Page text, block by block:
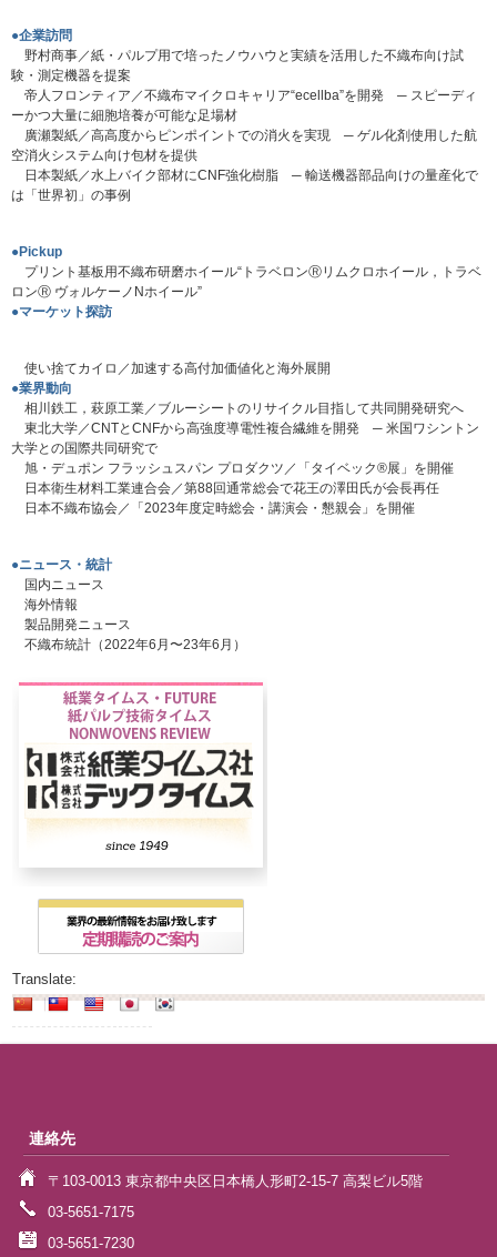
●企業訪問
野村商事／紙・パルプ用で培ったノウハウと実績を活用した不織布向け試
験・測定機器を提案
帝人フロンティア／不織布マイクロキャリア“ecellba”を開発 ─ スピーディ
ーかつ大量に細胞培養が可能な足場材
廣瀬製紙／高高度からピンポイントでの消火を実現 ─ ゲル化剤使用した航
空消火システム向け包材を提供
日本製紙／水上バイク部材にCNF強化樹脂 ─ 輸送機器部品向けの量産化で
は「世界初」の事例
●Pickup
プリント基板用不織布研磨ホイール“トラベロンⓇリムクロホイール，トラベ
ロンⓇ ヴォルケーノNホイール”
●マーケット探訪
使い捨てカイロ／加速する高付加価値化と海外展開
●業界動向
相川鉄工，萩原工業／ブルーシートのリサイクル目指して共同開発研究へ
東北大学／CNTとCNFから高強度導電性複合繊維を開発 ─ 米国ワシントン
大学との国際共同研究で
旭・デュポン フラッシュスパン プロダクツ／「タイベック®展」を開催
日本衛生材料工業連合会／第88回通常総会で花王の澤田氏が会長再任
日本不織布協会／「2023年度定時総会・講演会・懇親会」を開催
●ニュース・統計
国内ニュース
海外情報
製品開発ニュース
不織布統計（2022年6月〜23年6月）
Translate:
連絡先
〒103-0013 東京都中央区日本橋人形町2-15-7 高梨ビル5階
03-5651-7175
03-5651-7230